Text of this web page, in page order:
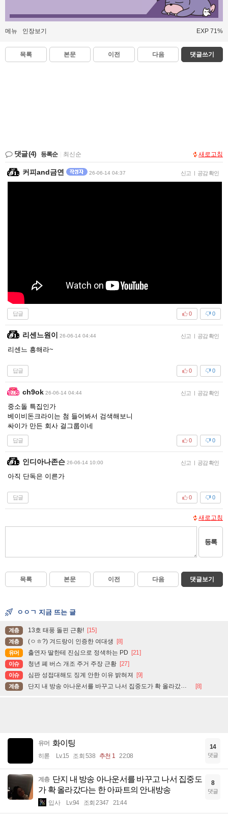
메뉴 인장보기 EXP 71%
목록 본문 이전 다음 댓글쓰기
댓글(4) 등록순 최신순 새로고침
커피and금연 26-06-14 04:37 신고 | 공감 확인
답글 0
0
리센느원이 26-06-14 04:44 신고 | 공감 확인
리센느 흥해라~
답글 0
0
ch9ok 26-06-14 04:44 신고 | 공감 확인
중소돌 특집인가
베이비돈크라이는 첨 들어봐서 검색해보니
싸이가 만든 회사 걸그룹이네
답글 0
0
인디아나존슨 26-06-14 10:00 신고 | 공감 확인
아직 단독은 이른가
답글 0
0
새로고침
등록
목록 본문 이전 다음 댓글보기
ㅇㅇㄱ 지금 뜨는 글
계층 13호 태풍 돌핀 근황! [15]
계층 (ㅇㅎ?) 겨드랑이 인증한 여대생 [8]
유머 출연자 딸한테 진심으로 정색하는 PD [21]
이슈 청년 폐 버스 개조 주거 주장 근황 [27]
이슈 심판 성접대해도 징계 안한 이유 밝혀져 [9]
계층 단지 내 방송 아나운서를 바꾸고 나서 집중도가 확 올라갔다는 한 아파트의 안내방송 [8]
유머 화이팅
히롣 Lv.15 조회 538 추천 1 22:08
14
댓글
계층 단지 내 방송 아나운서를 바꾸고 나서 집중도
가 확 올라갔다는 한 아파트의 안내방송
입사 Lv.94 조회 2347 21:44
8
댓글